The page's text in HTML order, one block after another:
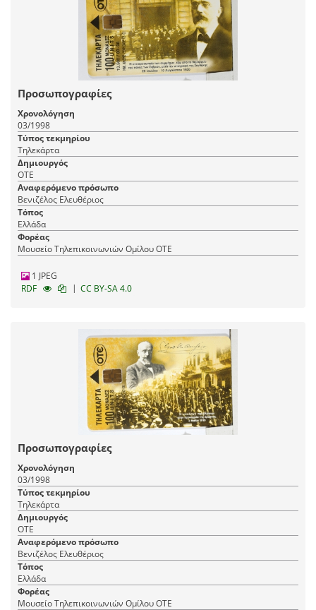
Προσωπογραφίες
Χρονολόγηση
03/1998
Τύπος τεκμηρίου
Τηλεκάρτα
Δημιουργός
ΟΤΕ
Αναφερόμενο πρόσωπο
Βενιζέλος Ελευθέριος
Τόπος
Ελλάδα
Φορέας
Μουσείο Τηλεπικοινωνιών Ομίλου ΟΤΕ
1 JPEG
RDF
| CC BY-SA 4.0
Προσωπογραφίες
Χρονολόγηση
03/1998
Τύπος τεκμηρίου
Τηλεκάρτα
Δημιουργός
ΟΤΕ
Αναφερόμενο πρόσωπο
Βενιζέλος Ελευθέριος
Τόπος
Ελλάδα
Φορέας
Μουσείο Τηλεπικοινωνιών Ομίλου ΟΤΕ